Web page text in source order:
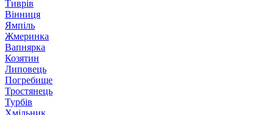
Тиврів
Вінниця
Ямпіль
Жмеринка
Вапнярка
Козятин
Липовець
Погребище
Тростянець
Турбів
Хмільник